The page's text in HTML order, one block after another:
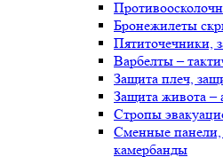
Бронежилеты
Пятиточечники,
Варбелты –
Защита плеч,
Защита живота –
Стропы
Сменные панели,
камербанды